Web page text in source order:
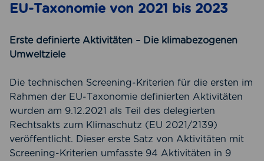
EU-Taxonomie von 2021 bis 2023
Erste definierte Aktivitäten – Die klimabezogenen
Umweltziele
Die technischen Screening-Kriterien für die ersten im
Rahmen der EU-Taxonomie definierten Aktivitäten
wurden am 9.12.2021 als Teil des delegierten
Rechtsakts zum Klimaschutz (EU 2021/2139)
veröffentlicht. Dieser erste Satz von Aktivitäten mit
Screening-Kriterien umfasste 94 Aktivitäten in 9